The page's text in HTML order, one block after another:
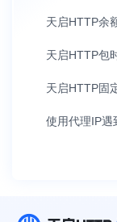
天启HTTP余
天启HTTP包
天启HTTP固
使用代理IP遇